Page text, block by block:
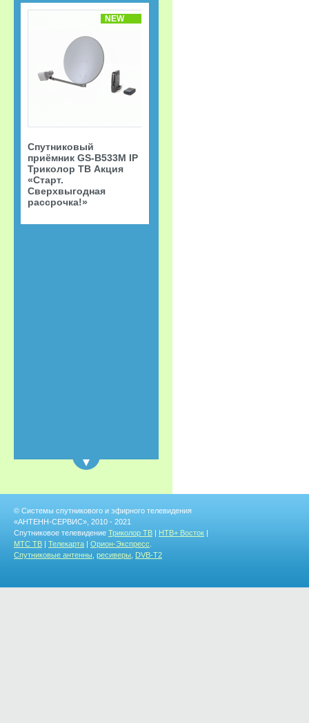
NEW
Спутниковый
приёмник GS-B533M IP
Триколор ТВ Акция
«Старт.
Сверхвыгодная
рассрочка!»
© Системы спутникового и эфирного телевидения
«АНТЕНН-СЕРВИС», 2010 - 2021
Спутниковое телевидение Триколор ТВ НТВ+ Восток
МТС ТВ
Телекарта Орион-Экспресс
Спутниковые антенны ресиверы DVB-T2